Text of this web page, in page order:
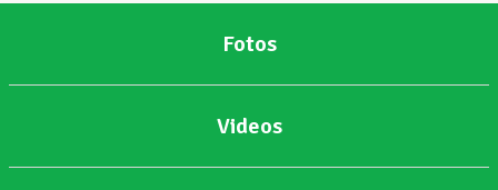
Fotos
Videos